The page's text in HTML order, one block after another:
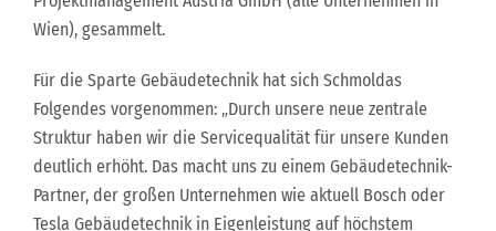
Wien), gesammelt.
Für die Sparte Gebäudetechnik hat sich Schmoldas
Folgendes vorgenommen: „Durch unsere neue zentrale
Struktur haben wir die Servicequalität für unsere Kunden
deutlich erhöht. Das macht uns zu einem Gebäudetechnik-
Partner, der großen Unternehmen wie aktuell Bosch oder
Tesla Gebäudetechnik in Eigenleistung auf höchstem